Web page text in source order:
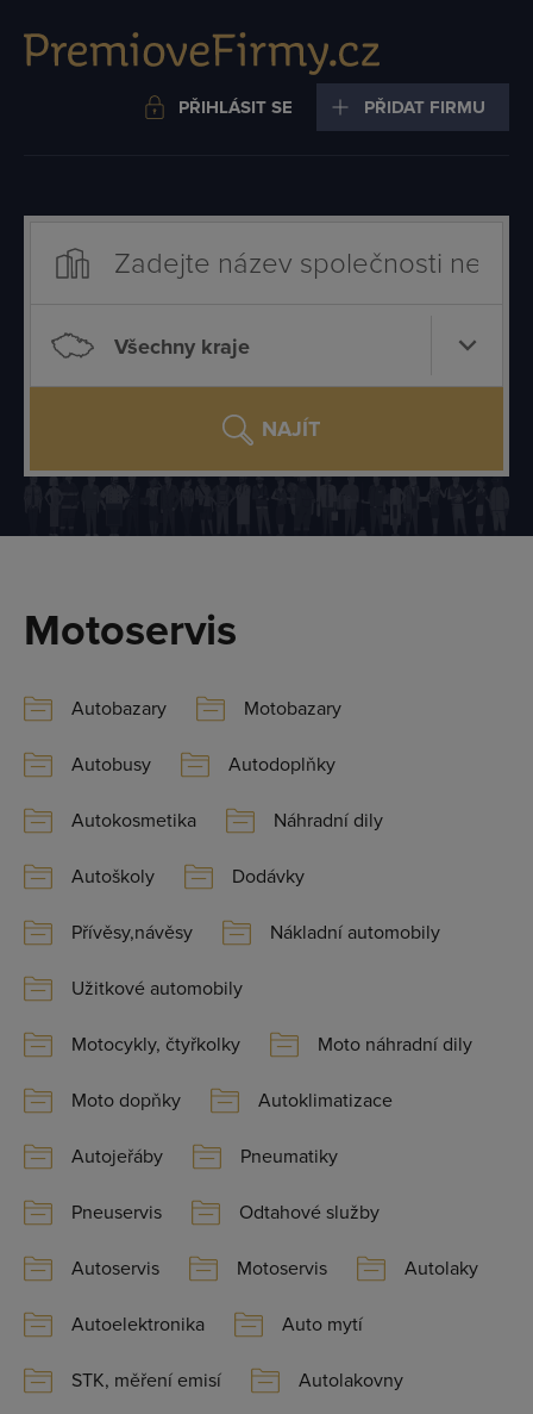
PŘIHLÁSIT SE PŘIDAT FIRMU
Všechny kraje
NAJÍT
Motoservis
Autobazary Motobazary
Autobusy Autodoplňky
Autokosmetika Náhradní dily
Autoškoly Dodávky
Přívěsy,návěsy Nákladní automobily
Užitkové automobily
Motocykly, čtyřkolky Moto náhradní dily
Moto dopňky Autoklimatizace
Autojeřáby Pneumatiky
Pneuservis Odtahové služby
Autoservis Motoservis Autolaky
Autoelektronika Auto mytí
STK, měření emisí Autolakovny